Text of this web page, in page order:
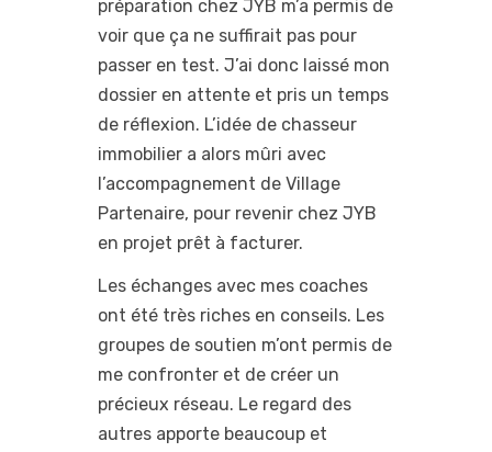
préparation chez JYB m’a permis de
voir que ça ne suffirait pas pour
passer en test. J’ai donc laissé mon
dossier en attente et pris un temps
de réflexion. L’idée de chasseur
immobilier a alors mûri avec
l’accompagnement de Village
Partenaire, pour revenir chez JYB
en projet prêt à facturer.
Les échanges avec mes coaches
ont été très riches en conseils. Les
groupes de soutien m’ont permis de
me confronter et de créer un
précieux réseau. Le regard des
autres apporte beaucoup et